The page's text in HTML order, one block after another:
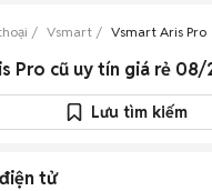
Vsmart Vsmart Aris Pro
Pro cũ uy tín giá rẻ 08/
Lưu tìm kiếm
tử